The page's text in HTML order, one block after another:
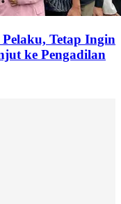
Tetap Ingin
ke Pengadilan